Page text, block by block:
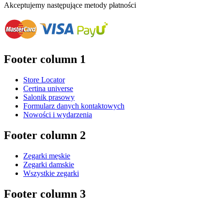
Akceptujemy następujące metody płatności
Footer column 1
Store Locator
Certina universe
Salonik prasowy
Formularz danych kontaktowych
Nowości i wydarzenia
Footer column 2
Zegarki męskie
Zegarki damskie
Wszystkie zegarki
Footer column 3